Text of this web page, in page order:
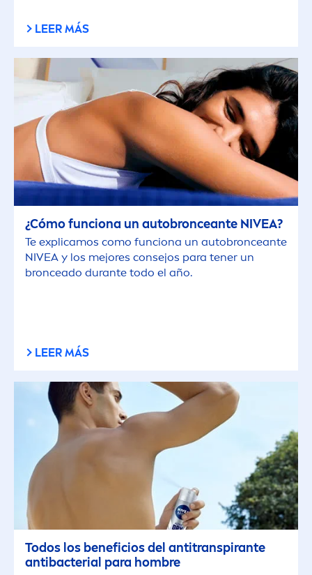
LEER MÁS
¿Cómo funciona un autobronceante NIVEA?
Te explicamos como funciona un autobronceante
NIVEA y los mejores consejos para tener un
bronceado durante todo el año.
LEER MÁS
Todos los beneficios del antitranspirante
antibacterial para hombre